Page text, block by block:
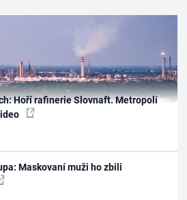
Hoří rafinerie Slovnaft. Metropolí
Maskovaní muži ho zbili